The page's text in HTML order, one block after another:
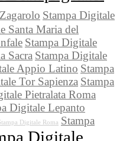
Stampa Digitale
Santa Maria del
Stampa Digitale
Sacra Stampa Digitale
Appio Latino Stampa
Tor Sapienza Stampa
Pietralata Roma
Digitale Lepanto
Digitale Roma Stampa
Digitale